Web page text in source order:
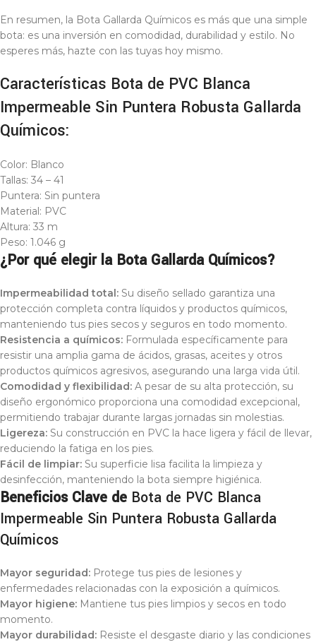
En resumen, la Bota Gallarda Químicos es más que una simple
bota: es una inversión en comodidad, durabilidad y estilo. No
esperes más, hazte con las tuyas hoy mismo.
Características Bota de PVC Blanca
Impermeable Sin Puntera Robusta Gallarda
Químicos:
Color: Blanco
Tallas: 34 – 41
Puntera: Sin puntera
Material: PVC
Altura: 33 m
Peso: 1.046 g
¿Por qué elegir la Bota Gallarda Químicos?
Impermeabilidad total: Su diseño sellado garantiza una
protección completa contra líquidos y productos químicos,
manteniendo tus pies secos y seguros en todo momento.
Resistencia a químicos: Formulada específicamente para
resistir una amplia gama de ácidos, grasas, aceites y otros
productos químicos agresivos, asegurando una larga vida útil.
Comodidad y flexibilidad: A pesar de su alta protección, su
diseño ergonómico proporciona una comodidad excepcional,
permitiendo trabajar durante largas jornadas sin molestias.
Ligereza: Su construcción en PVC la hace ligera y fácil de llevar,
reduciendo la fatiga en los pies.
Fácil de limpiar: Su superficie lisa facilita la limpieza y
desinfección, manteniendo la bota siempre higiénica.
Beneficios Clave de Bota de PVC Blanca
Impermeable Sin Puntera Robusta Gallarda
Químicos
Mayor seguridad: Protege tus pies de lesiones y
enfermedades relacionadas con la exposición a químicos.
Mayor higiene: Mantiene tus pies limpios y secos en todo
momento.
Mayor durabilidad: Resiste el desgaste diario y las condiciones